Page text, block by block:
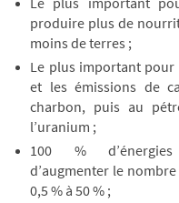
produire plus de
moins de terres ;
Le plus important
et les émissions de
charbon, puis au
l’uranium ;
100 % d’énergies
d’augmenter le
0,5 % à 50 % ;